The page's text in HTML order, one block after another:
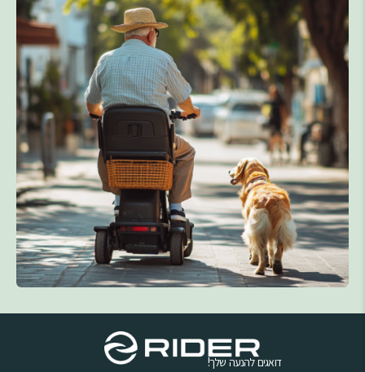
דואגים להנעה שלך!